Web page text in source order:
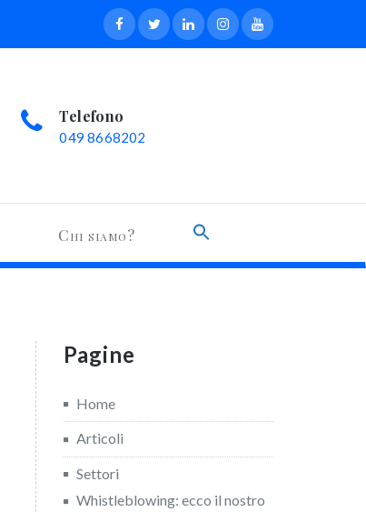
Telefono
049 8668202
Chi siamo?
Pagine
Home
Articoli
Settori
Whistleblowing: ecco il nostro